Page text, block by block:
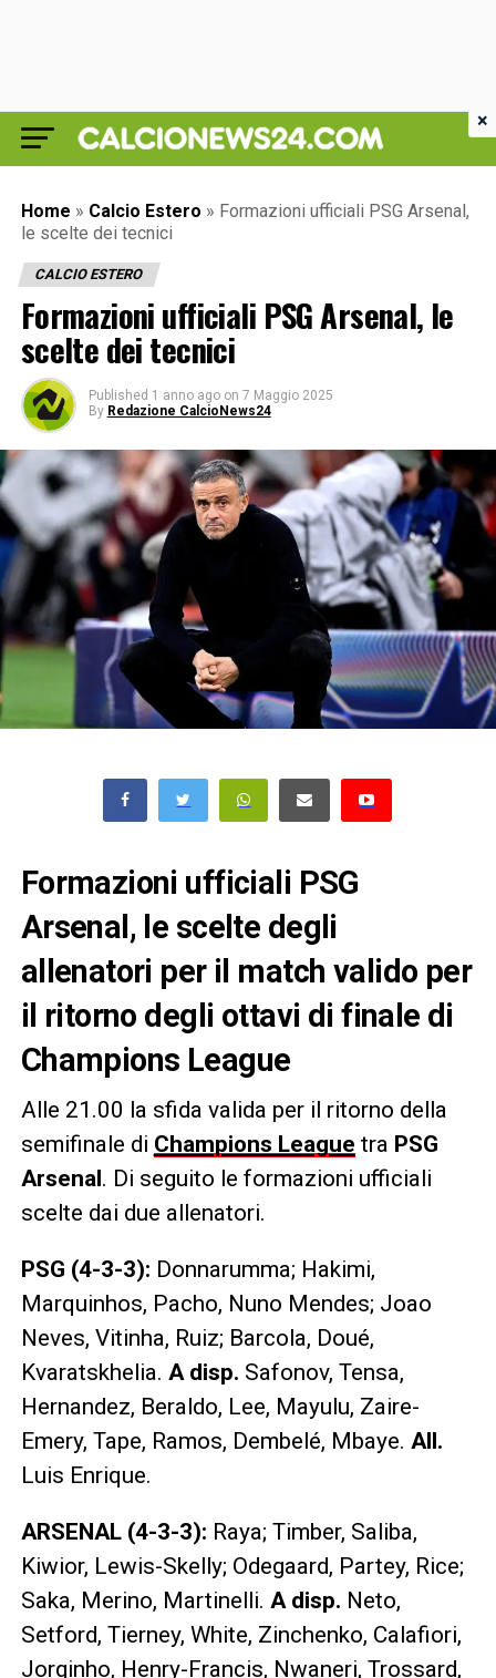
Home » Calcio Estero » Formazioni ufficiali PSG Arsenal,
le scelte dei tecnici
CALCIO ESTERO
Formazioni ufficiali PSG Arsenal, le
scelte dei tecnici
Published 1 anno ago on 7 Maggio 2025
By Redazione CalcioNews24
Formazioni ufficiali PSG
Arsenal, le scelte degli
allenatori per il match valido per
il ritorno degli ottavi di finale di
Champions League
Alle 21.00 la sfida valida per il ritorno della
semifinale di Champions League tra PSG
Arsenal. Di seguito le formazioni ufficiali
scelte dai due allenatori.
PSG (4-3-3): Donnarumma; Hakimi,
Marquinhos, Pacho, Nuno Mendes; Joao
Neves, Vitinha, Ruiz; Barcola, Doué,
Kvaratskhelia. A disp. Safonov, Tensa,
Hernandez, Beraldo, Lee, Mayulu, Zaire-
Emery, Tape, Ramos, Dembelé, Mbaye. All.
Luis Enrique.
ARSENAL (4-3-3): Raya; Timber, Saliba,
Kiwior, Lewis-Skelly; Odegaard, Partey, Rice;
Saka, Merino, Martinelli. A disp. Neto,
Setford, Tierney, White, Zinchenko, Calafiori,
Jorginho, Henry-Francis, Nwaneri, Trossard,
×